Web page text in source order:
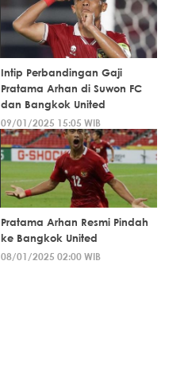
Intip Perbandingan Gaji
Pratama Arhan di Suwon FC
dan Bangkok United
09/01/2025 15:05 WIB
Pratama Arhan Resmi Pindah
ke Bangkok United
08/01/2025 02:00 WIB